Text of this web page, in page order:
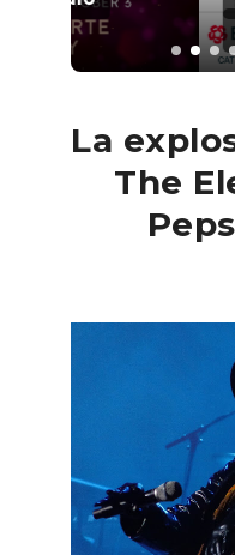
Estadio GNP
La
The